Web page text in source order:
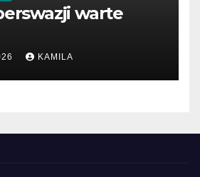
warte
KAMILA